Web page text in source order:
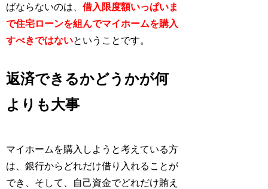
ばならないのは、借入限度額いっぱいま
で住宅ローンを組んでマイホームを購入
すべきではないということです。
返済できるかどうかが何
よりも大事
マイホームを購入しようと考えている方
は、銀行からどれだけ借り入れることが
でき、そして、自己資金でどれだけ賄え